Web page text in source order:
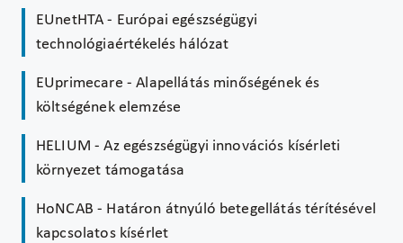
EUnetHTA - Európai egészségügyi
technológiaértékelés hálózat
EUprimecare - Alapellátás minőségének és
költségének elemzése
HELIUM - Az egészségügyi innovációs kísérleti
környezet támogatása
HoNCAB - Határon átnyúló betegellátás térítésével
kapcsolatos kísérlet